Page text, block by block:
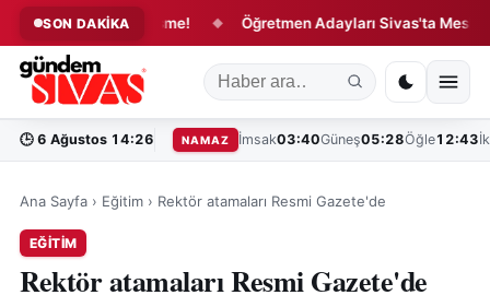
SON DAKİKA
Yıllık Sözleşme! ◆ Öğretmen Adayları Sivas'ta Mesleğe
🕒 6 Ağustos 14:26 NAMAZ İmsak03:40Güneş05:28Öğle12:43
Ana Sayfa › Eğitim › Rektör atamaları Resmi Gazete'de
EĞITIM
Rektör atamaları Resmi Gazete'de